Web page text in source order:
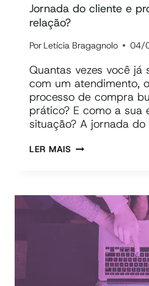
Jornada do cliente e
relação?
Por Letícia Bragagnolo 04/
Quantas vezes você já
com um atendimento,
processo de compra
prático? E como a sua
situação? A jornada
LER MAISJORNADA
PROCESSOS:
QUAL
RELAÇÃO?